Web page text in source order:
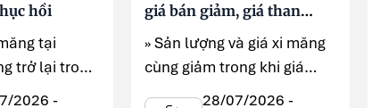
hồi
tại
trở lại trong
2026 nhờ các
2026 -
giá bán giảm, giá than
tăng
» Sản lượng và giá xi măng
cùng giảm trong khi giá
than nhiệt tăng mạnh ...
28/07/2026 -